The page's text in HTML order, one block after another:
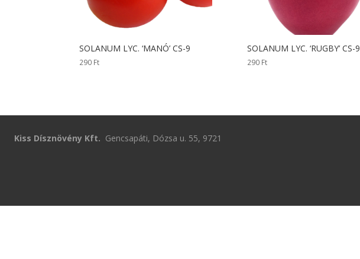
SOLANUM LYC. ‘MANÓ’ CS-9
290 Ft
SOLANUM LYC. ‘RUGBY’ CS-9
290 Ft
Kiss Dísznövény Kft. Gencsapáti, Dózsa u. 55, 9721